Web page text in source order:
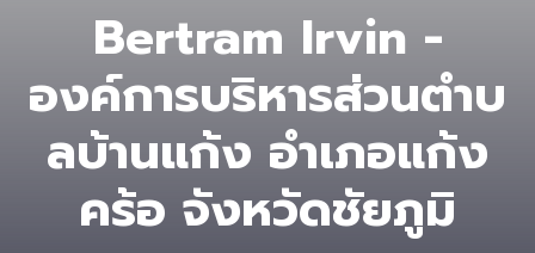
Bertram Irvin -
องค์การบริหารส่วนตําบ
ลบ้านแก้ง อำเภอแก้ง
คร้อ จังหวัดชัยภูมิ